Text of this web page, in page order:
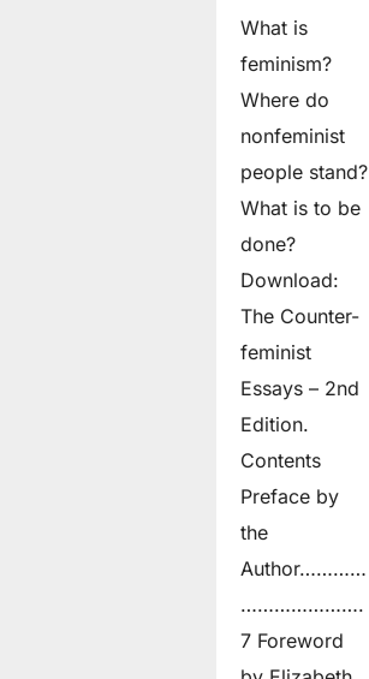
What is
feminism?
Where do
non­feminist
people stand?
What is to be
done?
Download:
The Counter-
feminist
Essays – 2nd
Edition.
Contents
Preface by
the
Author…………
………………….
7 Foreword